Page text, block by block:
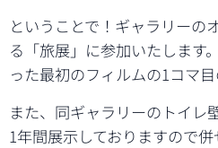
ということで！ギャラリーの
る「旅展」に参加いたします
った最初のフィルムの1コマ目
また、同ギャラリーのトイレ
1年間展示しておりますので